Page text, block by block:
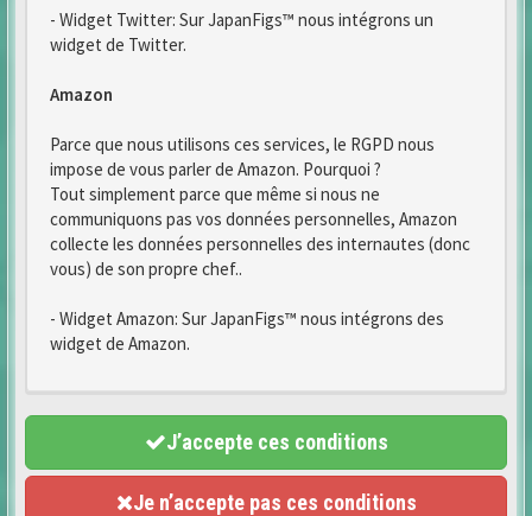
- Widget Twitter: Sur JapanFigs™ nous intégrons un
widget de Twitter.
Amazon
Parce que nous utilisons ces services, le RGPD nous
impose de vous parler de Amazon. Pourquoi ?
Tout simplement parce que même si nous ne
communiquons pas vos données personnelles, Amazon
collecte les données personnelles des internautes (donc
vous) de son propre chef..
- Widget Amazon: Sur JapanFigs™ nous intégrons des
widget de Amazon.
J’accepte ces conditions
Je n’accepte pas ces conditions